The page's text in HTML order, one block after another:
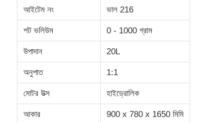
আইটেম নং ভাল 216
শট ভলিউম 0 - 1000 গ্রাম
উপাদান 20L
অনুপাত 1:1
মোটর উত্স হাইড্রোলিক
আকার 900 x 780 x 1650 মিমি